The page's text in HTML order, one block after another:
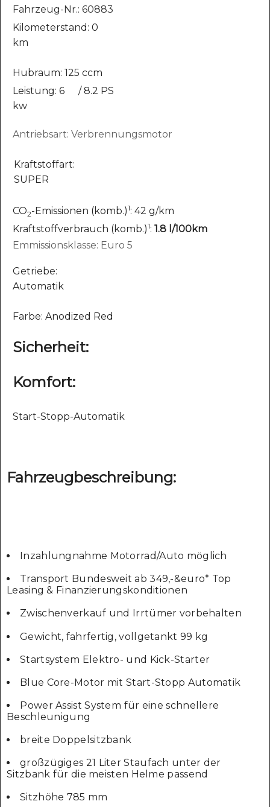
Fahrzeug-Nr.: 60883
Kilometerstand: 0
km
Hubraum: 125 ccm
Leistung: 6
kw
/ 8.2 PS
Antriebsart: Verbrennungsmotor
Kraftstoffart:
SUPER
CO2-Emissionen (komb.)1: 42 g/km
Kraftstoffverbrauch (komb.)1: 1.8 l/100km
Emmissionsklasse: Euro 5
Getriebe:
Automatik
Farbe: Anodized Red
Sicherheit:
Komfort:
Start-Stopp-Automatik
Fahrzeugbeschreibung:
Inzahlungnahme Motorrad/Auto möglich
Transport Bundesweit ab 349,-&euro* Top
Leasing & Finanzierungskonditionen
Zwischenverkauf und Irrtümer vorbehalten
Gewicht, fahrfertig, vollgetankt 99 kg
Startsystem Elektro- und Kick-Starter
Blue Core-Motor mit Start-Stopp Automatik
Power Assist System für eine schnellere
Beschleunigung
breite Doppelsitzbank
großzügiges 21 Liter Staufach unter der
Sitzbank für die meisten Helme passend
Sitzhöhe 785 mm